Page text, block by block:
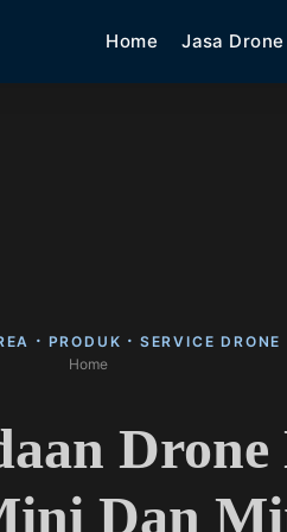
Home Jasa Drone
PRODUK
SERVICE DRONE
Home
Dan